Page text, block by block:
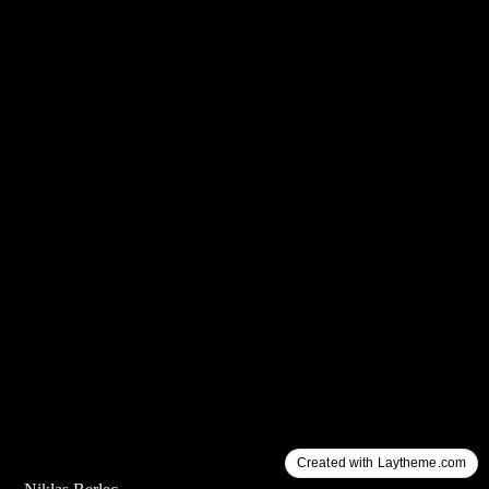
Created with Laytheme.com